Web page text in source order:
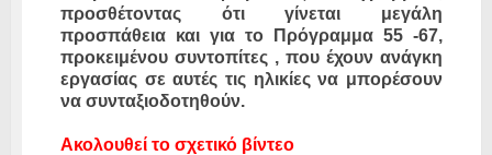
προσθέτοντας ότι γίνεται μεγάλη
προσπάθεια και για το Πρόγραμμα 55 -67,
προκειμένου συντοπίτες , που έχουν ανάγκη
εργασίας σε αυτές τις ηλικίες να μπορέσουν
να συνταξιοδοτηθούν.
Ακολουθεί το σχετικό βίντεο